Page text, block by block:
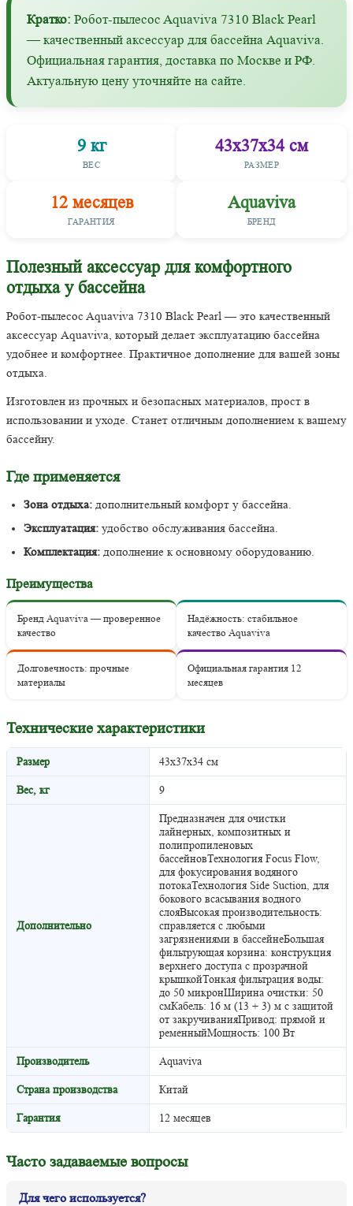
Кратко: Робот-пылесоc Aquaviva 7310 Black Pearl
— качественный аксессуар для бассейна Aquaviva.
Официальная гарантия, доставка по Москве и РФ.
Актуальную цену уточняйте на сайте.
9 кг
ВЕС
43х37х34 см
РАЗМЕР
12 месяцев
ГАРАНТИЯ
Aquaviva
БРЕНД
Полезный аксессуар для комфортного
отдыха у бассейна
Робот-пылесоc Aquaviva 7310 Black Pearl — это качественный
аксессуар Aquaviva, который делает эксплуатацию бассейна
удобнее и комфортнее. Практичное дополнение для вашей зоны
отдыха.
Изготовлен из прочных и безопасных материалов, прост в
использовании и уходе. Станет отличным дополнением к вашему
бассейну.
Где применяется
Зона отдыха: дополнительный комфорт у бассейна.
Эксплуатация: удобство обслуживания бассейна.
Комплектация: дополнение к основному оборудованию.
Преимущества
Бренд Aquaviva — проверенное
качество
Надёжность: стабильное
качество Aquaviva
Долговечность: прочные
материалы
Официальная гарантия 12
месяцев
Технические характеристики
Размер 43х37х34 см
Вес, кг 9
Дополнительно
Предназначен для очистки
лайнерных, композитных и
полипропиленовых
бассейновТехнология Focus Flow,
для фокусирования водяного
потокаТехнология Side Suction, для
бокового всасывания водного
слояВысокая производительность:
справляется с любыми
загрязнениями в бассейнеБольшая
фильтрующая корзина: конструкция
верхнего доступа с прозрачной
крышкойТонкая фильтрация воды:
до 50 микронШирина очистки: 50
смКабель: 16 м (13 + 3) м с защитой
от закручиванияПривод: прямой и
ременныйМощность: 100 Вт
Производитель Aquaviva
Страна производства Китай
Гарантия 12 месяцев
Часто задаваемые вопросы
Для чего используется?